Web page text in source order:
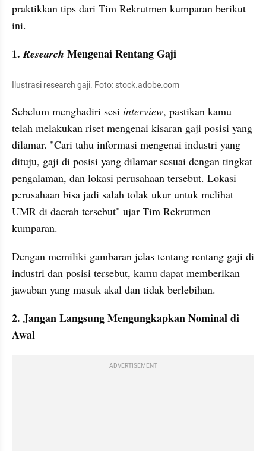
praktikkan tips dari Tim Rekrutmen kumparan berikut
ini.
1. Research Mengenai Rentang Gaji
Ilustrasi research gaji. Foto: stock.adobe.com
Sebelum menghadiri sesi interview, pastikan kamu
telah melakukan riset mengenai kisaran gaji posisi yang
dilamar. "Cari tahu informasi mengenai industri yang
dituju, gaji di posisi yang dilamar sesuai dengan tingkat
pengalaman, dan lokasi perusahaan tersebut. Lokasi
perusahaan bisa jadi salah tolak ukur untuk melihat
UMR di daerah tersebut" ujar Tim Rekrutmen
kumparan.
Dengan memiliki gambaran jelas tentang rentang gaji di
industri dan posisi tersebut, kamu dapat memberikan
jawaban yang masuk akal dan tidak berlebihan.
2. Jangan Langsung Mengungkapkan Nominal di
Awal
ADVERTISEMENT